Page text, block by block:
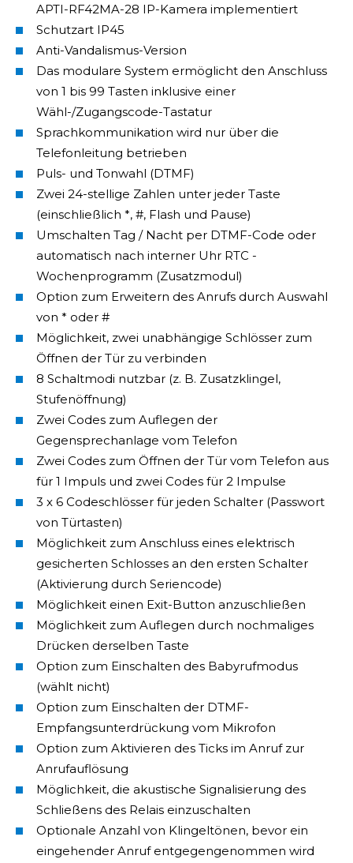
APTI-RF42MA-28 IP-Kamera implementiert
Schutzart IP45
Anti-Vandalismus-Version
Das modulare System ermöglicht den Anschluss
von 1 bis 99 Tasten inklusive einer
Wähl-/Zugangscode-Tastatur
Sprachkommunikation wird nur über die
Telefonleitung betrieben
Puls- und Tonwahl (DTMF)
Zwei 24-stellige Zahlen unter jeder Taste
(einschließlich *, #, Flash und Pause)
Umschalten Tag / Nacht per DTMF-Code oder
automatisch nach interner Uhr RTC -
Wochenprogramm (Zusatzmodul)
Option zum Erweitern des Anrufs durch Auswahl
von * oder #
Möglichkeit, zwei unabhängige Schlösser zum
Öffnen der Tür zu verbinden
8 Schaltmodi nutzbar (z. B. Zusatzklingel,
Stufenöffnung)
Zwei Codes zum Auflegen der
Gegensprechanlage vom Telefon
Zwei Codes zum Öffnen der Tür vom Telefon aus
für 1 Impuls und zwei Codes für 2 Impulse
3 x 6 Codeschlösser für jeden Schalter (Passwort
von Türtasten)
Möglichkeit zum Anschluss eines elektrisch
gesicherten Schlosses an den ersten Schalter
(Aktivierung durch Seriencode)
Möglichkeit einen Exit-Button anzuschließen
Möglichkeit zum Auflegen durch nochmaliges
Drücken derselben Taste
Option zum Einschalten des Babyrufmodus
(wählt nicht)
Option zum Einschalten der DTMF-
Empfangsunterdrückung vom Mikrofon
Option zum Aktivieren des Ticks im Anruf zur
Anrufauflösung
Möglichkeit, die akustische Signalisierung des
Schließens des Relais einzuschalten
Optionale Anzahl von Klingeltönen, bevor ein
eingehender Anruf entgegengenommen wird